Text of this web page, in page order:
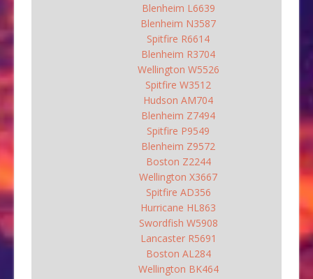
Blenheim L6639
Blenheim N3587
Spitfire R6614
Blenheim R3704
Wellington W5526
Spitfire W3512
Hudson AM704
Blenheim Z7494
Spitfire P9549
Blenheim Z9572
Boston Z2244
Wellington X3667
Spitfire AD356
Hurricane HL863
Swordfish W5908
Lancaster R5691
Boston AL284
Wellington BK464